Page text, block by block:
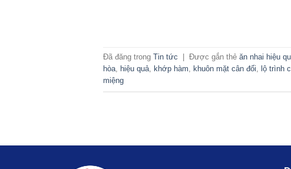
Đã đăng trong Tin tức Được gắn thẻ ăn nhai hiệu
hòa, hiệu quả, khớp hàm, khuôn mặt cân đối, lộ trình
miệng